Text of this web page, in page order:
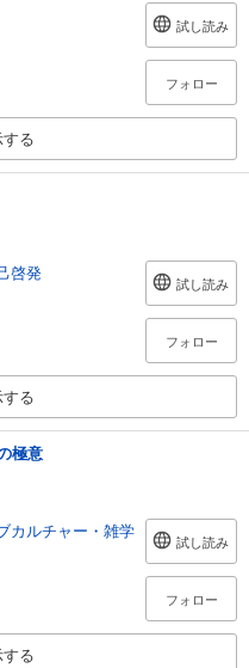
試し読み
フォロー
る
啓発
試し読み
フォロー
る
極意
カルチャー・雑学
試し読み
フォロー
る